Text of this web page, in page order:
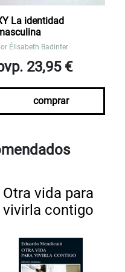
La identidad
Élisabeth Badinter
23,95 €
comprar
Otra vida para
vivirla contigo